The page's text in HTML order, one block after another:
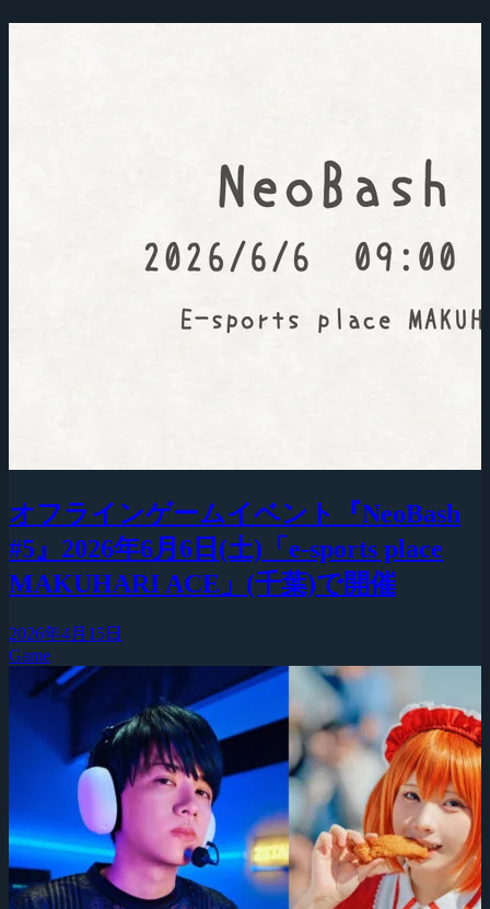
オフラインゲームイベント『NeoBash
#5』2026年6月6日(土)「e-sports place
MAKUHARI ACE」(千葉)で開催
2026年4月15日
Game